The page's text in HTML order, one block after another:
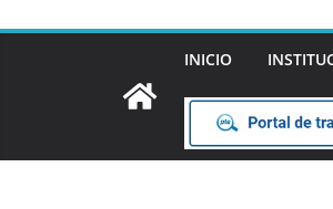
INICIO